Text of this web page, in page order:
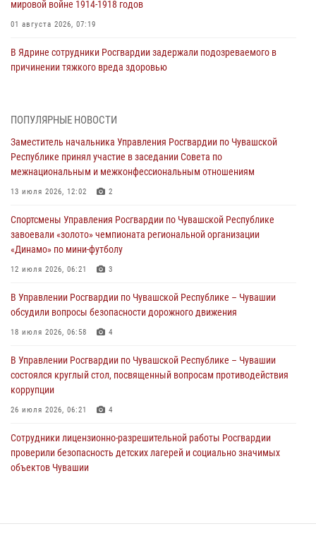
мировой войне 1914-1918 годов
01 августа 2026, 07:19
В Ядрине сотрудники Росгвардии задержали подозреваемого в
причинении тяжкого вреда здоровью
1 августа – День дежурной службы войск национальной гвардии
Директор Росгвардии Герой России генерал армии Виктор Золотов
поздравил специалистов подразделений тыла с профессиональным
01 августа 2026, 00:01
В Чебоксарах при участии спецназа Росгвардии изъята крупная
партия немаркированной никотиносодержащей продукции (видео)
Сотрудник вневедомственной охраны Росгвардии рассказал
корреспонденту Издательского дома «Хыпар» о службе в ВДВ
ПОПУЛЯРНЫЕ НОВОСТИ
Заместитель начальника Управления Росгвардии по Чувашской
Республике принял участие в заседании Совета по
межнациональным и межконфессиональным отношениям
13 июля 2026, 12:02 2
Спортсмены Управления Росгвардии по Чувашской Республике
завоевали «золото» чемпионата региональной организации
«Динамо» по мини-футболу
12 июля 2026, 06:21 3
В Управлении Росгвардии по Чувашской Республике – Чувашии
обсудили вопросы безопасности дорожного движения
18 июля 2026, 06:58 4
В Управлении Росгвардии по Чувашской Республике – Чувашии
состоялся круглый стол, посвященный вопросам противодействия
коррупции
26 июля 2026, 06:21 4
Сотрудники лицензионно-разрешительной работы Росгвардии
проверили безопасность детских лагерей и социально значимых
объектов Чувашии